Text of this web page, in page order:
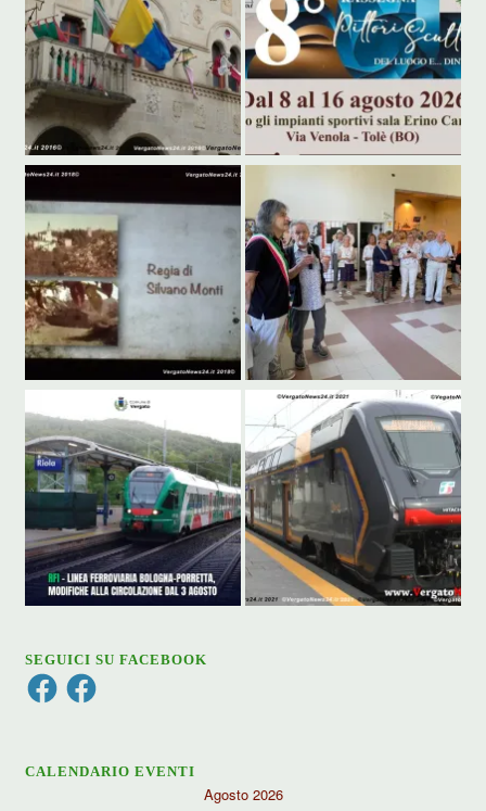
SEGUICI SU FACEBOOK
FacebookFacebook
CALENDARIO EVENTI
Agosto 2026